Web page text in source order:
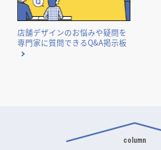
店舗デザインのお悩みや疑問を
専門家に質問できるQ&A掲示板
column